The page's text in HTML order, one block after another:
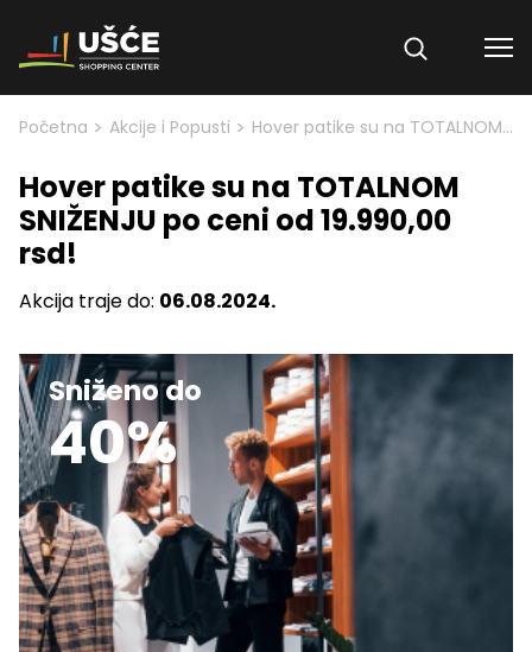
Skip to content
Početna > Akcije i Popusti > Hover patike su na TOTALNOM SNIŽENJU po ceni od 19.990,00 rsd!
Hover patike su na TOTALNOM
SNIŽENJU po ceni od 19.990,00
rsd!
Akcija traje do: 06.08.2024.
Sniženo do
40%